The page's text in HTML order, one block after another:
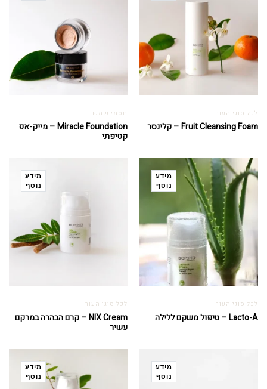
לכל סוגי העור
Fruit Cleansing Foam – קלינסר
חסמי שמש
Miracle Foundation – מייק-אפ
קטיפתי
מידע
נוסף
לכל סוגי העור
Lacto-A – טיפול משקם ללילה
מידע
נוסף
לכל סוגי העור
NIX Cream – קרם הבהרה במרקם
עשיר
מידע
נוסף
מידע
נוסף